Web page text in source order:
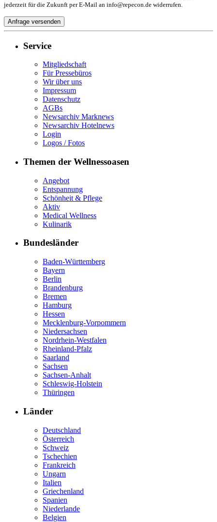
jederzeit für die Zukunft per E-Mail an info@repecon.de widerrufen.
Service
Mitgliedschaft
Für Pressebüros
Wir über uns
Impressum
Datenschutz
AGBs
Newsarchiv Marknews
Newsarchiv Hotelnews
Login
Logos / Fotos
Themen der Wellnessoasen
Angebot
Entspannung
Schönheit & Pflege
Aktiv
Medical Wellness
Kulinarik
Bundesländer
Baden-Württemberg
Bayern
Berlin
Brandenburg
Bremen
Hamburg
Hessen
Mecklenburg-Vorpommern
Niedersachsen
Nordrhein-Westfalen
Rheinland-Pfalz
Saarland
Sachsen
Sachsen-Anhalt
Schleswig-Holstein
Thüringen
Länder
Deutschland
Österreich
Schweiz
Tschechien
Frankreich
Ungarn
Italien
Griechenland
Spanien
Niederlande
Belgien